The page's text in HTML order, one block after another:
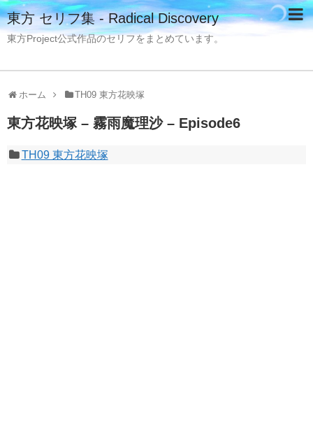
東方 セリフ集 - Radical Discovery
東方Project公式作品のセリフをまとめています。
ホーム TH09 東方花映塚
東方花映塚 – 霧雨魔理沙 – Episode6
TH09 東方花映塚